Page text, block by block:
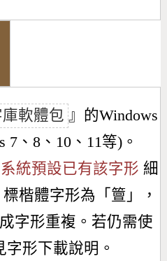
軟體包 』的Windows
7、8、10、11等)。
統預設已有該字形 細
標楷體字形為「 䉡 」，
字形重複。若仍需使
字形下載說明。